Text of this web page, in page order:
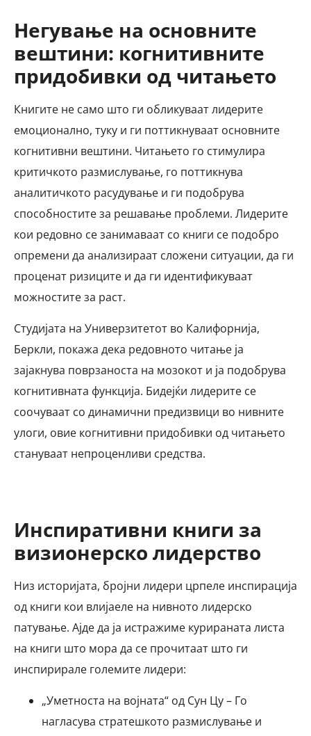
Негување на основните
вештини: когнитивните
придобивки од читањето
Книгите не само што ги обликуваат лидерите
емоционално, туку и ги поттикнуваат основните
когнитивни вештини. Читањето го стимулира
критичкото размислување, го поттикнува
аналитичкото расудување и ги подобрува
способностите за решавање проблеми. Лидерите
кои редовно се занимаваат со книги се подобро
опремени да анализираат сложени ситуации, да ги
проценат ризиците и да ги идентификуваат
можностите за раст.
Студијата на Универзитетот во Калифорнија,
Беркли, покажа дека редовното читање ја
зајакнува поврзаноста на мозокот и ја подобрува
когнитивната функција. Бидејќи лидерите се
соочуваат со динамични предизвици во нивните
улоги, овие когнитивни придобивки од читањето
стануваат непроценливи средства.
Инспиративни книги за
визионерско лидерство
Низ историјата, бројни лидери црпеле инспирација
од книги кои влијаеле на нивното лидерско
патување. Ајде да ја истражиме курираната листа
на книги што мора да се прочитаат што ги
инспирирале големите лидери:
„Уметноста на војната“ од Сун Цу – Го
нагласува стратешкото размислување и